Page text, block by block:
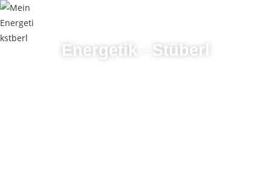
Energetik - Stüberl